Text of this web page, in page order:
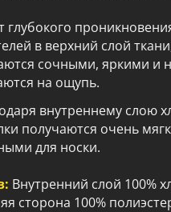
глубокого
в верхний слой
сочными, яркими и
на ощупь.
внутреннему слою
получаются очень
для носки.
Внутренний слой 100%
сторона 100%